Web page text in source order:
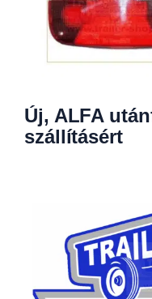
Új, ALFA
szállításért